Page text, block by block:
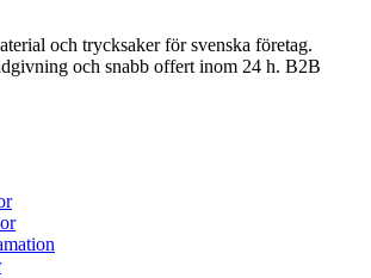
och trycksaker för svenska företag.
och snabb offert inom 24 h. B2B